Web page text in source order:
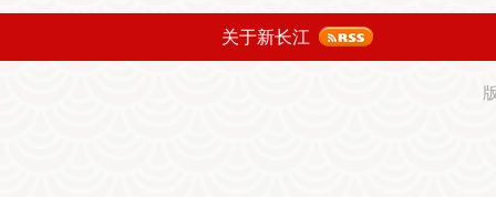
关于新长江